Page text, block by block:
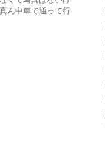
ん中車で通って行